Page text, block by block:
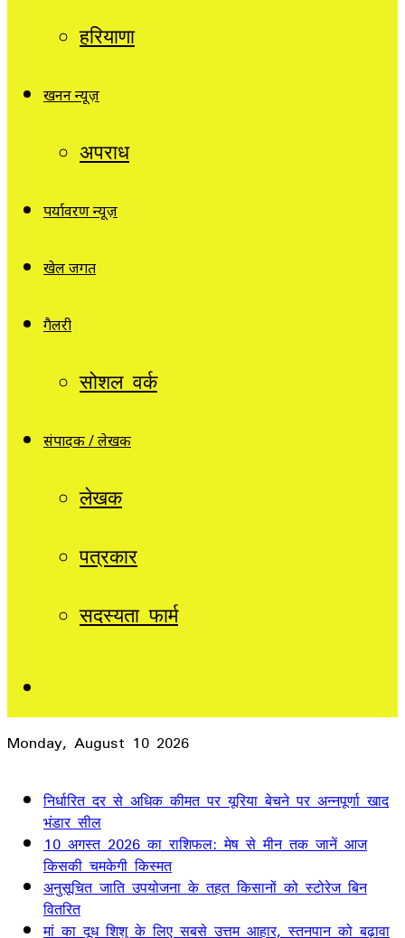
हरियाणा
खनन न्यूज़
अपराध
पर्यावरण न्यूज़
खेल जगत
गैलरी
सोशल वर्क
संपादक / लेखक
लेखक
पत्रकार
सदस्यता फार्म
Monday, August 10 2026
निर्धारित दर से अधिक कीमत पर यूरिया बेचने पर अन्नपूर्णा खाद
भंडार सील
10 अगस्त 2026 का राशिफल: मेष से मीन तक जानें आज
किसकी चमकेगी किस्मत
अनुसूचित जाति उपयोजना के तहत किसानों को स्टोरेज बिन
वितरित
मां का दूध शिशु के लिए सबसे उत्तम आहार, स्तनपान को बढ़ावा